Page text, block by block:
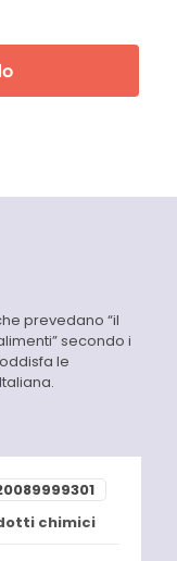
prevedano “il
secondo i
le
chimici